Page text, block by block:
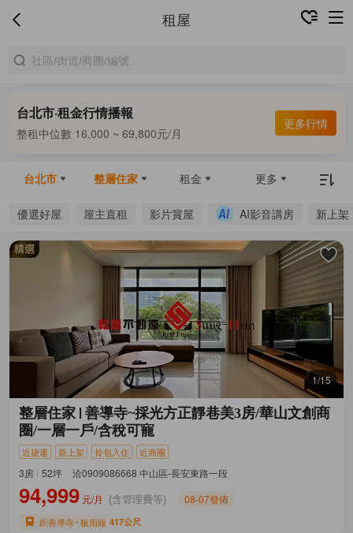
租屋
台北市·租金行情播報
合租中位數 9,800 ~ 13,000元/月
整租中位數 16,000 ~ 69,800元/月
更多行情
台北市 整層住家 租金 更多
優選好屋 屋主直租 影片賞屋 AI影音講房 新上架
1/15
整層住家 善導寺~採光方正靜巷美3房/華山文創商
圈/一層一戶/含稅可寵
近捷運 新上架 拎包入住 近商圈
3房 52坪 洽0909086668 中山區-長安東路一段
94,999 元/月 (含管理費等) 08-07發佈
距善導寺 板南線 417公尺